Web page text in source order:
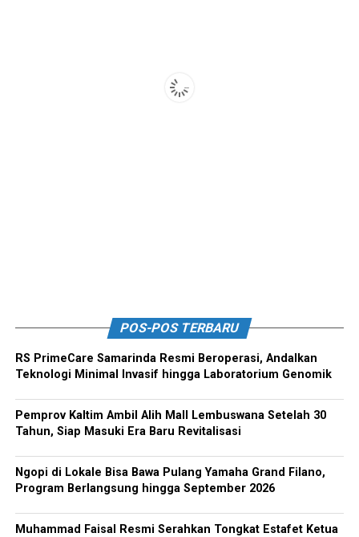
POS-POS TERBARU
RS PrimeCare Samarinda Resmi Beroperasi, Andalkan
Teknologi Minimal Invasif hingga Laboratorium Genomik
Pemprov Kaltim Ambil Alih Mall Lembuswana Setelah 30
Tahun, Siap Masuki Era Baru Revitalisasi
Ngopi di Lokale Bisa Bawa Pulang Yamaha Grand Filano,
Program Berlangsung hingga September 2026
Muhammad Faisal Resmi Serahkan Tongkat Estafet Ketua